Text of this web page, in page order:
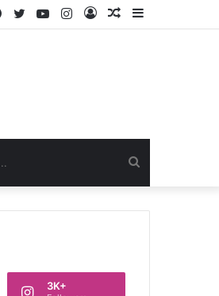
Sidebar
Artikel
Log
Instagram
YouTube
Twitter
Facebook
...
3K+